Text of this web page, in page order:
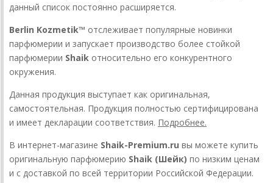
данный список постоянно расширяется.
Berlin Kozmetik™ отслеживает популярные новинки
парфюмерии и запускает производство более стойкой
парфюмерии Shaik относительно его конкурентного
окружения.
Данная продукция выступает как оригинальная,
самостоятельная. Продукция полностью сертифицирована
и имеет декларации соответствия. Подробнее.
В интернет-магазине Shaik-Premium.ru вы можете купить
оригинальную парфюмерию Shaik (Шейк) по низким ценам
и с доставкой по всей территории Российской Федерации.